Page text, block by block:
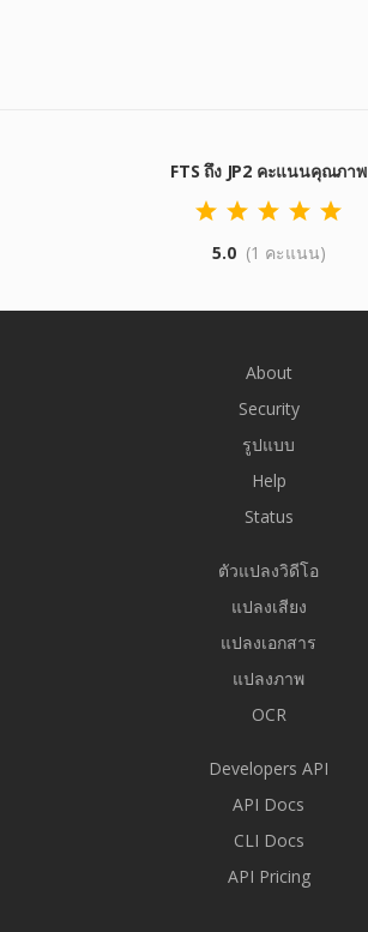
FTS ถึง JP2 คะแนนคุณภาพ
5.0 (1 คะแนน)
About
Security
รูปแบบ
Help
Status
ตัวแปลงวิดีโอ
แปลงเสียง
แปลงเอกสาร
แปลงภาพ
OCR
Developers API
API Docs
CLI Docs
API Pricing